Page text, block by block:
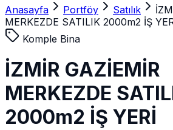
Anasayfa Portföy Satılık
MERKEZDE SATILIK 2000m2 İŞ
Komple Bina
İZMİR GAZİEMİR
MERKEZDE
2000m2 İŞ YERİ